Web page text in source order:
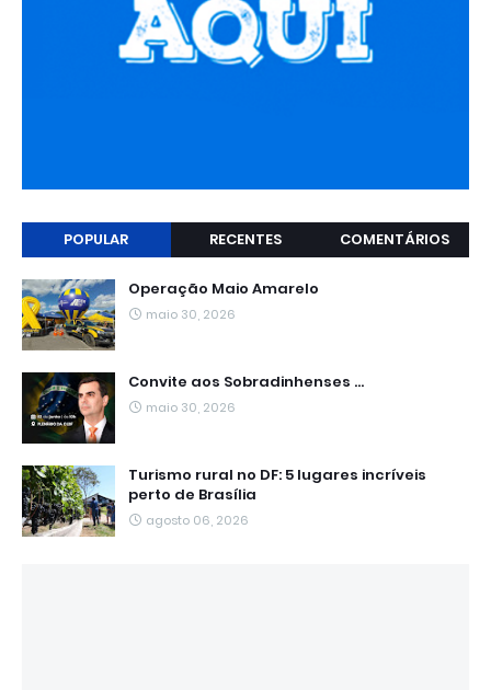
POPULAR RECENTES COMENTÁRIOS
Operação Maio Amarelo
maio 30, 2026
Convite aos Sobradinhenses ...
maio 30, 2026
Turismo rural no DF: 5 lugares incríveis
perto de Brasília
agosto 06, 2026